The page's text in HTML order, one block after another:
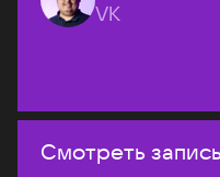
VK
Смотреть запись